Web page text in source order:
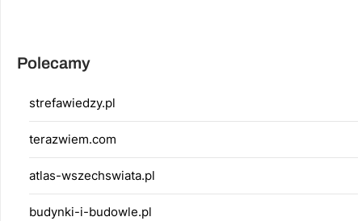
Polecamy
strefawiedzy.pl
terazwiem.com
atlas-wszechswiata.pl
budynki-i-budowle.pl